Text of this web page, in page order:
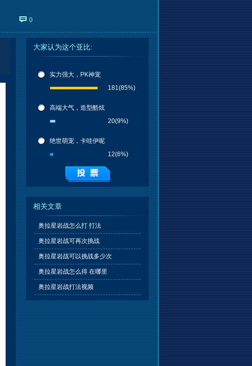
0
大家认为这个亚比:
实力强大，PK神宠
181(85%)
高端大气，造型酷炫
20(9%)
绝世萌宠，卡哇伊呢
12(6%)
相关文章
奥拉星岩战怎么打 打法
奥拉星岩战可再次挑战
奥拉星岩战可以挑战多少次
奥拉星岩战怎么得 在哪里
奥拉星岩战打法视频